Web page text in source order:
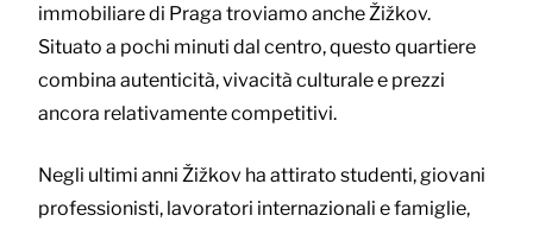
immobiliare di Praga troviamo anche Žižkov.
Situato a pochi minuti dal centro, questo quartiere
combina autenticità, vivacità culturale e prezzi
ancora relativamente competitivi.
Negli ultimi anni Žižkov ha attirato studenti, giovani
professionisti, lavoratori internazionali e famiglie,